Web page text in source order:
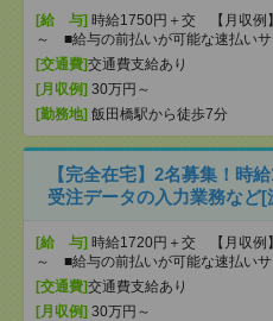
[給 与] 時給1750円＋交 【月収例
～ ■給与の前払いが可能な速払いサ
[交通費]交通費支給あり
[月収例] 30万円～
[勤務地] 飯田橋駅から徒歩7分
【完全在宅】2名募集！時
受注データの入力業務など[
[給 与] 時給1720円＋交 【月収例
～ ■給与の前払いが可能な速払いサ
[交通費]交通費支給あり
[月収例] 30万円～